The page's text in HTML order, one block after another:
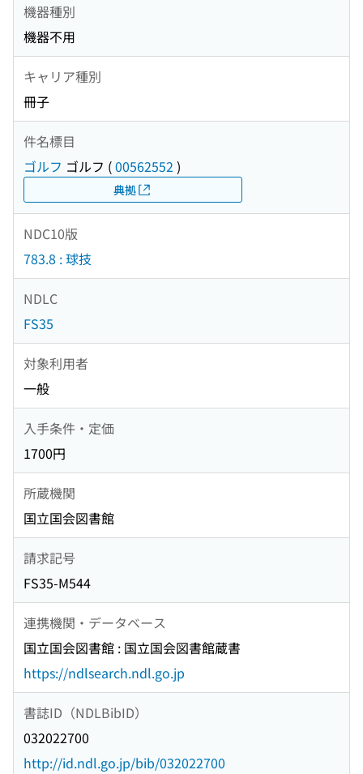
機器種別
機器不用
キャリア種別
冊子
件名標目
ゴルフ ゴルフ (00562552 )
典拠
NDC10版
783.8 : 球技
NDLC
FS35
対象利用者
一般
入手条件・定価
1700円
所蔵機関
国立国会図書館
請求記号
FS35-M544
連携機関・データベース
国立国会図書館 : 国立国会図書館蔵書
https://ndlsearch.ndl.go.jp
書誌ID（NDLBibID）
032022700
http://id.ndl.go.jp/bib/032022700